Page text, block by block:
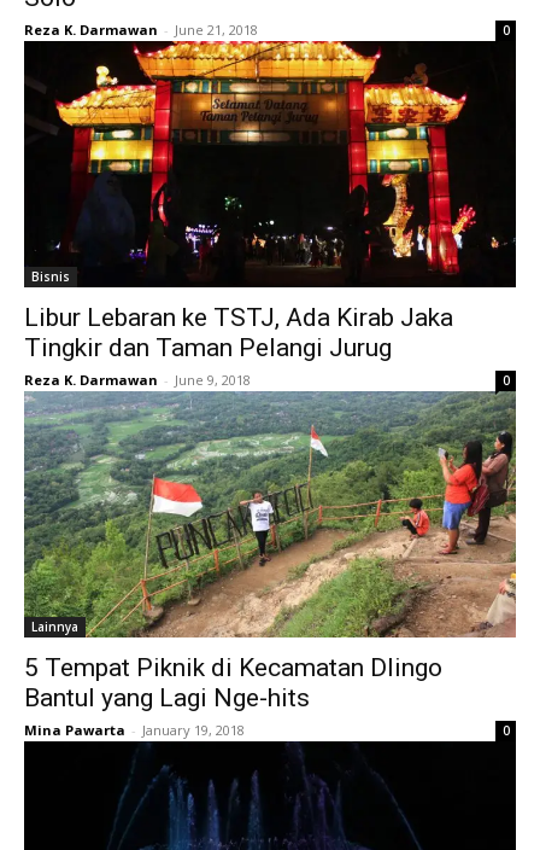
Reza K. Darmawan - June 21, 2018 0
Bisnis
Libur Lebaran ke TSTJ, Ada Kirab Jaka
Tingkir dan Taman Pelangi Jurug
Reza K. Darmawan - June 9, 2018 0
Lainnya
5 Tempat Piknik di Kecamatan Dlingo
Bantul yang Lagi Nge-hits
Mina Pawarta - January 19, 2018 0